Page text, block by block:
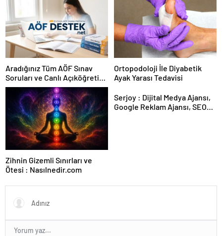
Aradığınız Tüm AÖF Sınav
Soruları ve Canlı Açıköğretim
Forumu Burada
Ortopodoloji İle Diyabetik
Ayak Yarası Tedavisi
Zihnin Gizemli Sınırları ve
Ötesi : Nasılnedir.com
Serjoy : Dijital Medya Ajansı,
Google Reklam Ajansı, SEO